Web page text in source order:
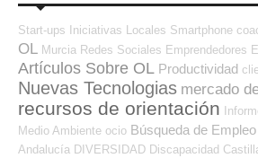
Start-ups Iniciativas Locales Smartphone
OL Murcia Redes Sociales Emprendedores
Artículos Sobre OL Productividad
Nuevas Tecnologias mercado
recursos de orientación
Medio Ambiente ocio Búsqueda de
Andalucía DIVERSIDAD Discapacidad